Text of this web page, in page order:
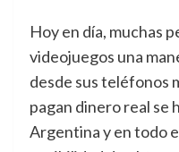
Hoy en día, muchas
videojuegos una
desde sus teléfonos
pagan dinero real se
Argentina y en todo